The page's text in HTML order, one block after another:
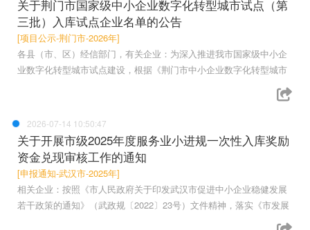
关于荆门市国家级中小企业数字化转型城市试点（第
三批）入库试点企业名单的公告
[项目公示-荆门市-2026年]
各县（市、区）经信部门，有关企业：为深入推进我市国家级中小企
业数字化转型城市试点建设，根据《荆门市中小企业数字化转型城市
2026-07-14 10:50:47
关于开展市级2025年度服务业小进规一次性入库奖励
资金兑现审核工作的通知
[申报通知-武汉市-2025年]
相关企业：按照《市人民政府关于印发武汉市促进中小企业稳健发展
若干政策的通知》（武政规〔2022〕23号）文件精神，落实《市发展